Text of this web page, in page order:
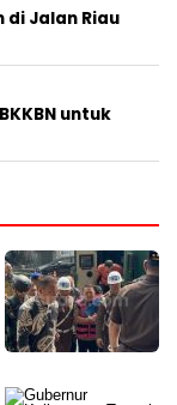
di Jalan Riau
untuk